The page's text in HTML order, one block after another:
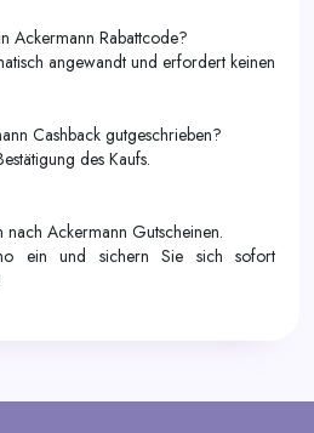
Ackermann Rabattcode?
angewandt und erfordert keinen
Cashback gutgeschrieben?
des Kaufs.
nach Ackermann Gutscheinen.
ein und sichern Sie sich sofort